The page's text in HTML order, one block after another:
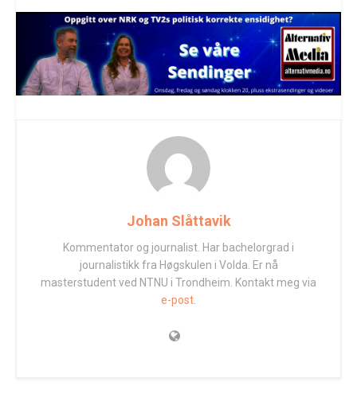
Johan Slåttavik
Kommentator og journalist. Har bachelorgrad i
journalistikk fra Høgskulen i Volda. Er nå
masterstudent ved NTNU i Trondheim. Kontakt meg via
e-post.